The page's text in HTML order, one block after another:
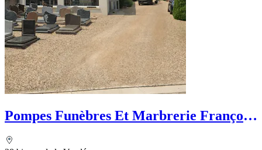
Pompes Funèbres Et Marbrerie François